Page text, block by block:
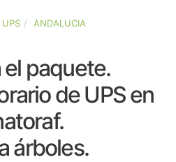
UPS ANDALUCIA
el paquete.
de UPS en
árboles.